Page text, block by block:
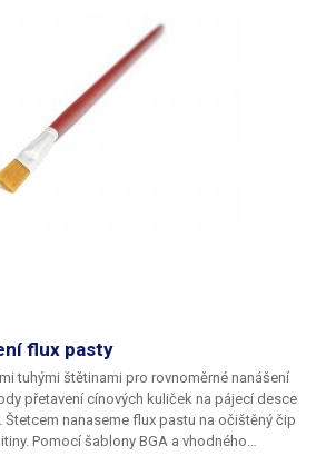
flux pasty
tuhými štětinami pro rovnoměrné nanášení
přetavení cínových kuliček na pájecí desce
nanaseme flux pastu na očištěný čip
Pomocí šablony BGA a vhodného